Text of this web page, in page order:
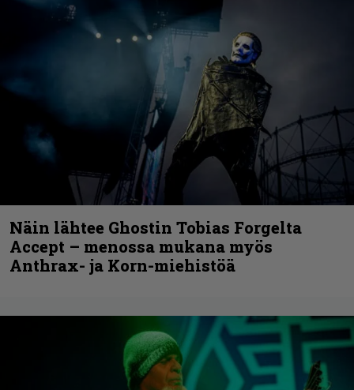
Näin lähtee Ghostin Tobias Forgelta
Accept – menossa mukana myös
Anthrax- ja Korn-miehistöä